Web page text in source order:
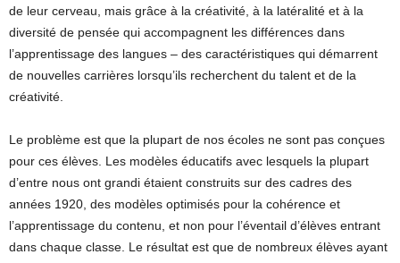
de leur cerveau, mais grâce à la créativité, à la latéralité et à la
diversité de pensée qui accompagnent les différences dans
l’apprentissage des langues – des caractéristiques qui démarrent
de nouvelles carrières lorsqu’ils recherchent du talent et de la
créativité.
Le problème est que la plupart de nos écoles ne sont pas conçues
pour ces élèves. Les modèles éducatifs avec lesquels la plupart
d’entre nous ont grandi étaient construits sur des cadres des
années 1920, des modèles optimisés pour la cohérence et
l’apprentissage du contenu, et non pour l’éventail d’élèves entrant
dans chaque classe. Le résultat est que de nombreux élèves ayant